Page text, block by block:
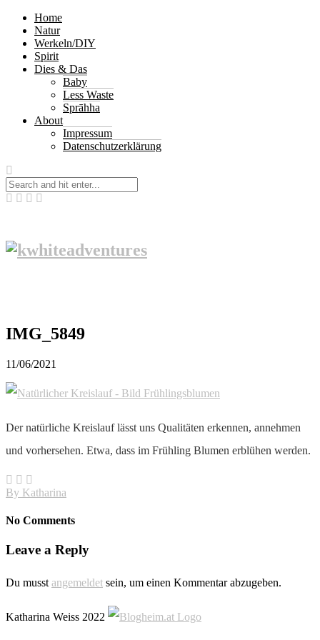
Home
Natur
Werkeln/DIY
Spirit
Dies & Das
Baby
Less Waste
Sprāhha
About
Impressum
Datenschutzerklärung
IMG_5849
11/06/2021
Der natürliche Kreislauf lässt uns Qualitäten erkennen, annehmen
und vorhersehen. Etwa, dass im Frühling Blumen erblühen werden.
By Katharina
No Comments
Leave a Reply
Du musst angemeldet sein, um einen Kommentar abzugeben.
Katharina Weiss 2022